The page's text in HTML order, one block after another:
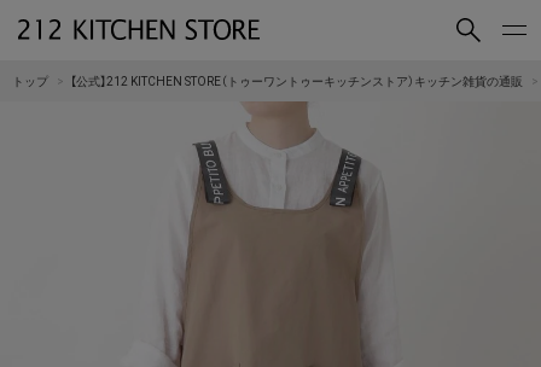
買いもの
212 KITCHEN STORE 公式SNSアカウント
トップ 【公式】212 KITCHEN STORE（トゥーワントゥーキッチンストア）キッチン雑貨の通販